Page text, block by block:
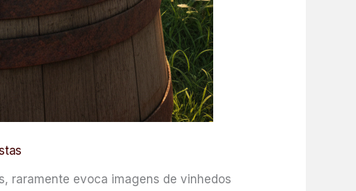
raramente evoca imagens de vinhedos